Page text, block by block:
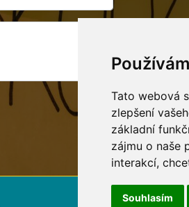
Tato webová
zlepšení
základní
zájmu o naše
interakcí,
Souhlasím